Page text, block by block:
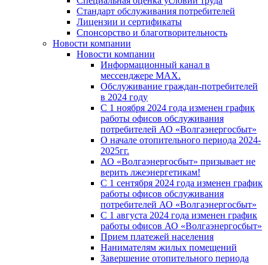
Стандарт обслуживания потребителей
Лицензии и сертификаты
Спонсорство и благотворительность
Новости компании
Новости компании
Информационный канал в
мессенджере MAX.
Обслуживание граждан-потребителей
в 2024 году
С 1 ноября 2024 года изменен график
работы офисов обслуживания
потребителей АО «Волгаэнергосбыт»
О начале отопительного периода 2024-
2025гг.
АО «Волгаэнергосбыт» призывает не
верить лжеэнергетикам!
С 1 сентября 2024 года изменен график
работы офисов обслуживания
потребителей АО «Волгаэнергосбыт»
С 1 августа 2024 года изменен график
работы офисов АО «Волгаэнергосбыт»
Прием платежей населения
Нанимателям жилых помещений
Завершение отопительного периода